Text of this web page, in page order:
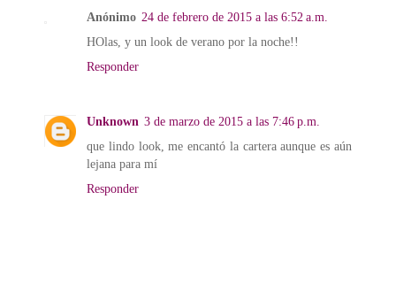
Anónimo 24 de febrero de 2015 a las 6:52 a.m.
HOlas, y un look de verano por la noche!!
Responder
Unknown 3 de marzo de 2015 a las 7:46 p.m.
que lindo look, me encantó la cartera aunque es aún
lejana para mí
Responder